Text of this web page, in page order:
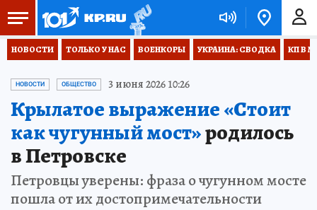
НОВОСТИ ТОЛЬКО У НАС ВОЕНКОРЫ УКРАИНА: СВОДКА КП В
НОВОСТИ ОБЩЕСТВО 3 июня 2026 10:26
Крылатое выражение «Стоит
как чугунный мост»родилось
в Петровске
Петровцы уверены: фраза о чугунном мосте
пошла от их достопримечательности